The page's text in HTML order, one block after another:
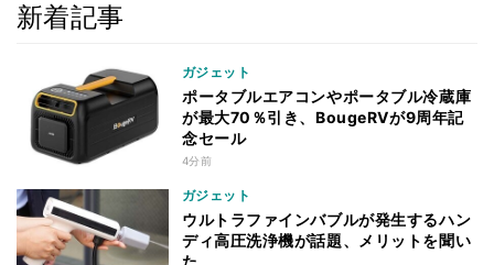
新着記事
ガジェット
ポータブルエアコンやポータブル冷蔵庫
が最大70％引き、BougeRVが9周年記
念セール
4分前
ガジェット
ウルトラファインバブルが発生するハン
ディ高圧洗浄機が話題、メリットを聞い